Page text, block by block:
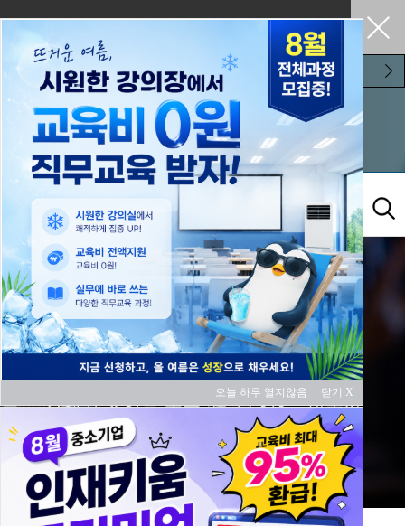
펼쳐두기
교육과정
21세기 초일류 꿈을 키워 나가는 한국산
업기술협회
오늘 하루 열지않음 닫기 X